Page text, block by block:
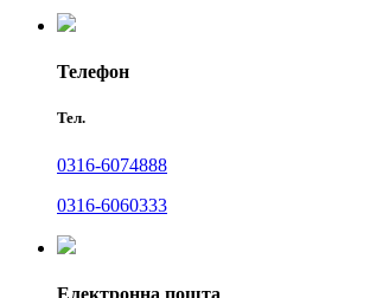
Телефон
Тел.
0316-6074888
0316-6060333
Електронна пошта